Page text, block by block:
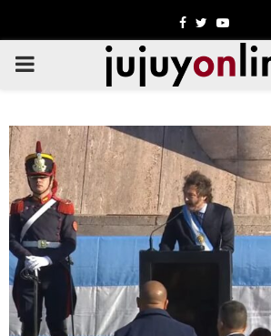
Facebook
TwitterYoutube
PRIMARY